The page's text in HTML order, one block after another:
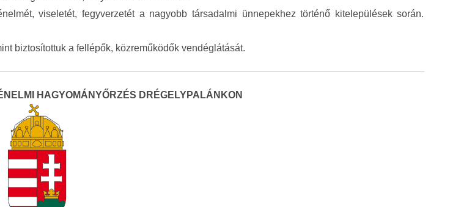
viseletét, fegyverzetét a nagyobb társadalmi ünnepekhez történő kitelepülések során.
biztosítottuk a fellépők, közreműködők vendéglátását.
HAGYOMÁNYŐRZÉS DRÉGELYPALÁNKON